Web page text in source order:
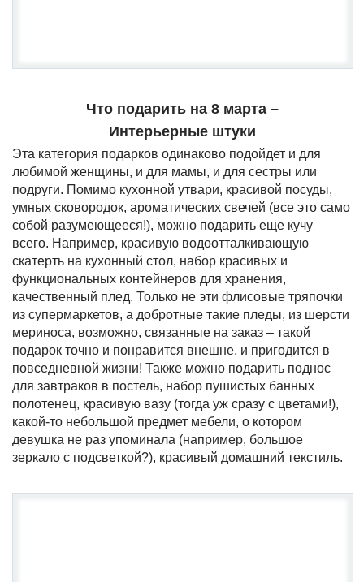
Что подарить на 8 марта –
Интерьерные штуки
Эта категория подарков одинаково подойдет и для
любимой женщины, и для мамы, и для сестры или
подруги. Помимо кухонной утвари, красивой посуды,
умных сковородок, ароматических свечей (все это само
собой разумеющееся!), можно подарить еще кучу
всего. Например, красивую водоотталкивающую
скатерть на кухонный стол, набор красивых и
функциональных контейнеров для хранения,
качественный плед. Только не эти флисовые тряпочки
из супермаркетов, а добротные такие пледы, из шерсти
мериноса, возможно, связанные на заказ – такой
подарок точно и понравится внешне, и пригодится в
повседневной жизни! Также можно подарить поднос
для завтраков в постель, набор пушистых банных
полотенец, красивую вазу (тогда уж сразу с цветами!),
какой-то небольшой предмет мебели, о котором
девушка не раз упоминала (например, большое
зеркало с подсветкой?), красивый домашний текстиль.